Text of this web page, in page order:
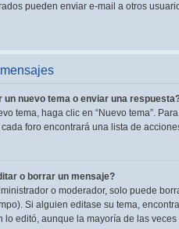
pueden enviar e-mail a otros
un nuevo tema o enviar una
tema, haga clic en “Nuevo tema”.
foro encontrará una lista de
o borrar un mensaje?
o moderador, solo puede
Si alguien editase su tema,
lo editó, aunque la mayoría de las